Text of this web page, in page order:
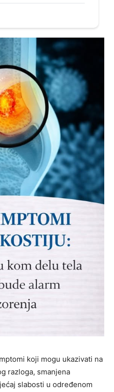
koji mogu ukazivati na
razloga, smanjena
slabosti u određenom